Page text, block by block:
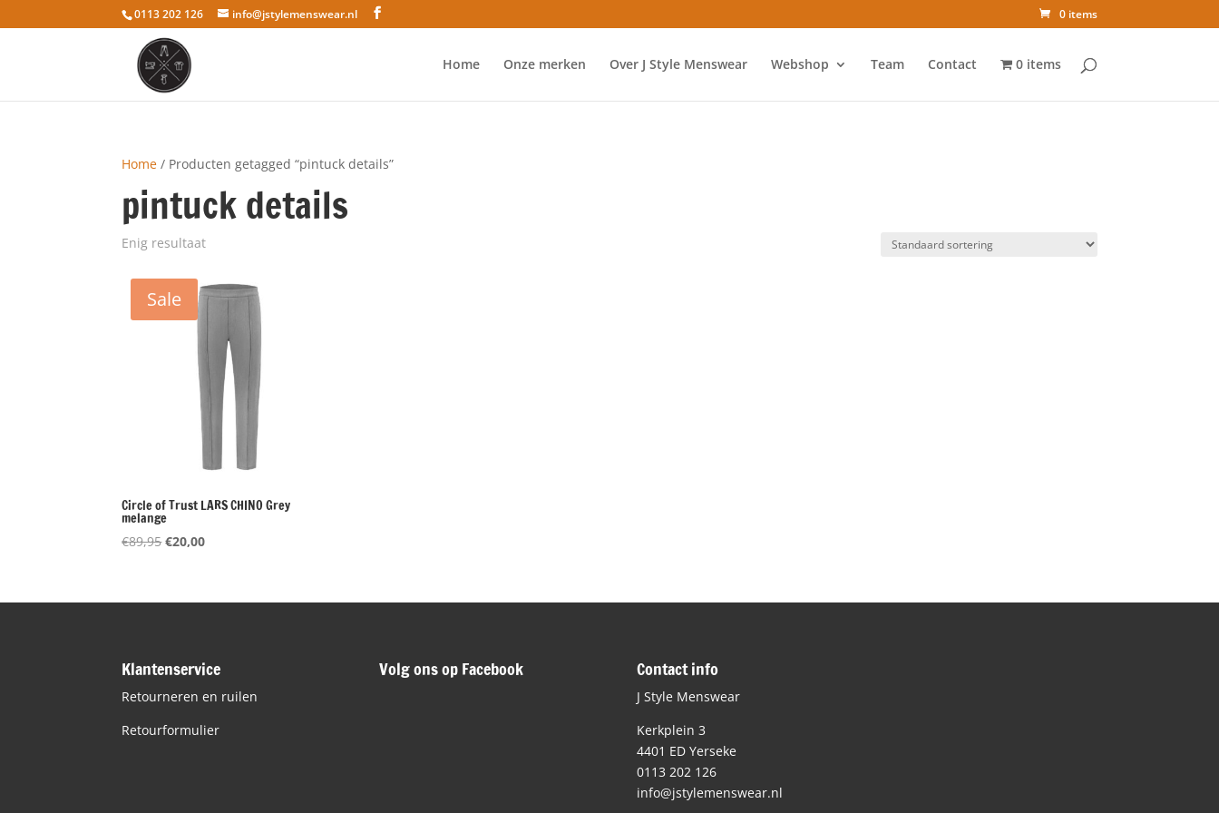
0113 202 126 info@jstylemenswear.nl 0 items
Home Onze merken Over J Style Menswear Webshop Team Contact 0 items
Home / Producten getagged “pintuck details”
pintuck details
Enig resultaat
Sale
Circle of Trust LARS CHINO Grey
melange
€89,95Oorspronkelijke
€89,95.
€20,00Huidige
€20,00.
Klantenservice
Retourneren en ruilen
Retourformulier
Volg ons op Facebook Contact info
J Style Menswear
Kerkplein 3
4401 ED Yerseke
0113 202 126
info@jstylemenswear.nl